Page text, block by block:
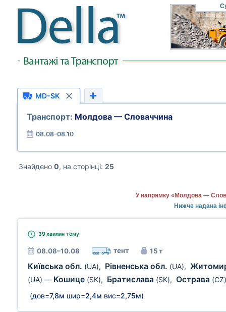
MD-SK
Транспорт: Молдова — Словаччина
08.08–08.10
Знайдено 0, на сторінці: 25
У напрямку «Молдова —
Нижче надана
39 хвилин тому
08.08–10.08 тент 15 т
Київська обл. (UA), Рівненська обл. (UA),
(UA) — Кошице (SK), Братислава (SK), Острава (CZ)
(дов=7,8м шир=2,4м вис=2,75м)